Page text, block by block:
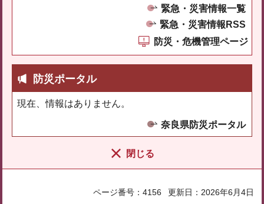
緊急・災害情報一覧
緊急・災害情報RSS
防災・危機管理ページ
防災ポータル
現在、情報はありません。
奈良県防災ポータル
閉じる
ページ番号：4156 更新日：2026年6月4日